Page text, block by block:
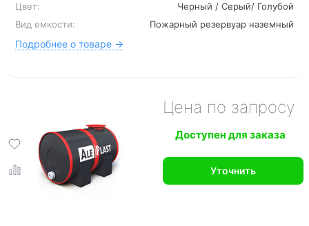
Цвет:
Черный / Серый/ Голубой
Вид емкости:
Пожарный резервуар наземный
Подробнее о товаре →
Цена по запросу
Доступен для заказа
Уточнить